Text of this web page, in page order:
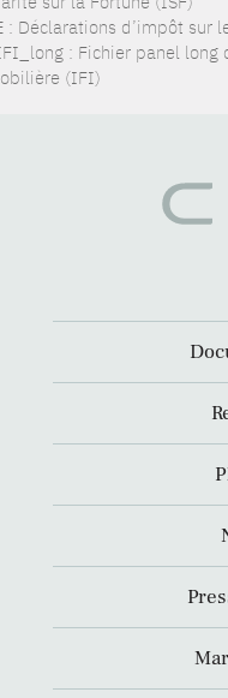
: Déclarations d’impôt sur
: Fichier panel
(IFI)